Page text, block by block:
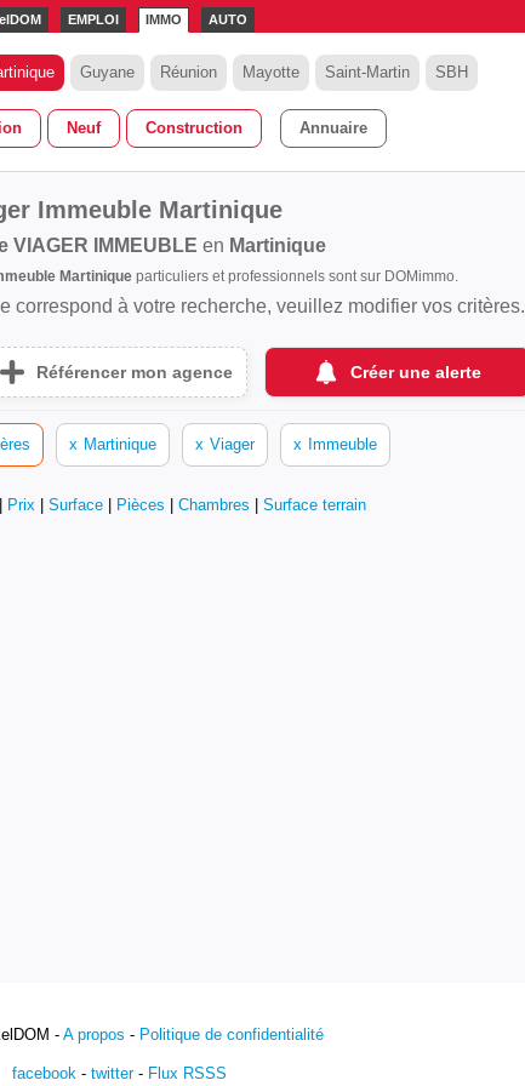
EMPLOI IMMO AUTO
Guyane Réunion Mayotte Saint-Martin SBH
Neuf Construction Annuaire
Immeuble Martinique
VIAGER IMMEUBLE en Martinique
Martinique particuliers et professionnels sont sur DOMimmo.
correspond à votre recherche, veuillez modifier vos critères.
Référencer mon agence Créer une alerte
x Martinique x Viager x Immeuble
Prix Surface Pièces Chambres Surface terrain
-A propos - Politique de confidentialité
facebook- twitter- Flux RSSS